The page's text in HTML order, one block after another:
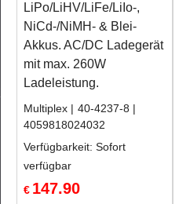
LiPo/LiHV/LiFe/LiIo-,
NiCd-/NiMH- & Blei-
Akkus. AC/DC Ladegerät
mit max. 260W
Ladeleistung.
€ 147.90
Multiplex
40-4237-8
4059818024032
Verfügbarkeit: Sofort
verfügbar